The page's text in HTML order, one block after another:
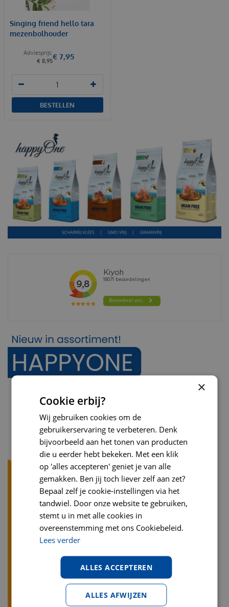
Singing friend hello tara
mezenbolhouder
€ 8,95€ 7,95
BESTELLEN
×
Cookie erbij?
Wij gebruiken cookies om de
gebruikerservaring te verbeteren. Denk
bijvoorbeeld aan het tonen van producten
die u eerder hebt bekeken. Met een klik
op 'alles accepteren' geniet je van alle
gemakken. Ben jij toch liever zelf aan zet?
Bepaal zelf je cookie-instellingen via het
tandwiel. Door onze website te gebruiken,
stemt u in met alle cookies in
overeenstemming met ons Cookiebeleid.
Lees verder
ALLES ACCEPTEREN
ALLES AFWIJZEN